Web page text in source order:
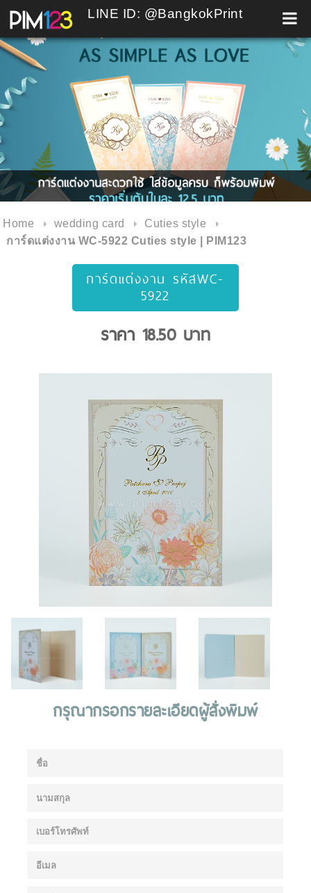
Skip
to
content
LINE ID: @BangkokPrint
Home wedding card
Cuties style
การ์ดแต่งงาน WC-5922 Cuties style | PIM123
การ์ดแต่งงาน รหัสWC-
5922
ราคา 18.50 บาท
กรุณากรอกรายละเอียดผู้สั่งพิมพ์